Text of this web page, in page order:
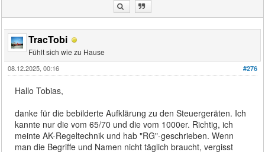
TracTobi
Fühlt sich wie zu Hause
#276
08.12.2025, 00:16
Hallo Tobias,
danke für die bebilderte Aufklärung zu den Steuergeräten. Ich
kannte nur die vom 65/70 und die vom 1000er. Richtig, ich
meinte AK-Regeltechnik und hab "RG"-geschrieben. Wenn
man die Begriffe und Namen nicht täglich braucht, vergisst